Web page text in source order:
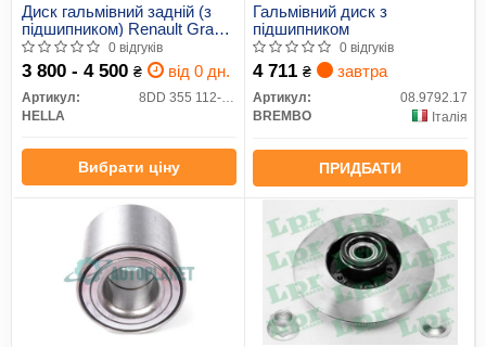
Диск гальмівний задній (з
підшипником) Renault Grand
Scenic II 06->0 відгуків
3 800 - 4 500 ₴ від 0 дн.
Артикул:
8DD 355 112-361
HELLA
Вибрати ціну
Гальмівний диск з
підшипником
0 відгуків
4 711 ₴ завтра
Артикул:
08.9792.17
BREMBO
Італія
ПРИДБАТИ